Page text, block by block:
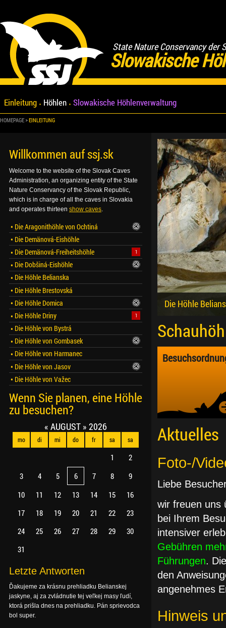
State Nature Conservancy der
Slowakische
Einleitung Höhlen Slowakische Höhlenverwaltung
HOMEPAGE EINLEITUNG
Die Höhle
Die Höhle
Aktuelles
Foto-/
Liebe
wir freuen uns
bei Ihrem
intensiver
Gebühren
Führungen.
den
angenehmes
Hinweis
Willkommen auf ssj.sk
Welcome to the website of the Slovak Caves
Administration, an organizing entity of the State
Nature Conservancy of the Slovak Republic,
which is in charge of all the caves in Slovakia
and operates thirteen show caves.
Die Aragonithöhle von Ochtiná
Die Demänová-Eishöhle
Die Demänová-Freiheitshöhle
1
Die Dobšiná-Eishöhle
Die Höhle Belianska
Die Höhle Brestovská
Die Höhle Domica
Die Höhle Driny
1
Die Höhle von Bystrá
Die Höhle von Gombasek
Die Höhle von Harmanec
Die Höhle von Jasov
Die Höhle von Važec
Wenn Sie planen, eine Höhle
zu besuchen?
« AUGUST » 2026
mo di mi do fr sa sa
1
2
3
4 5 6 7 8
9
10
11 12 13 14 15
16
17
18 19 20 21 22
23
24
25 26 27 28 29
30
31
Letzte Antworten
Ďakujeme za krásnu prehliadku Belianskej
jaskyne, aj za zvládnutie tej veľkej masy ľudí,
ktorá prišla dnes na prehliadku. Pán sprievodca
bol super.